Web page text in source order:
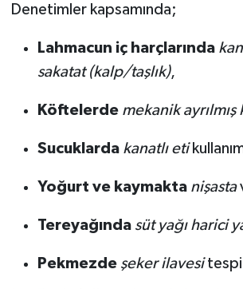
Denetimler kapsamında;
Lahmacun iç harçlarında
sakatat (kalp/taşlık),
Köftelerde mekanik ayrılmış
Sucuklarda kanatlı eti
Yoğurt ve kaymakta nişasta
Tereyağında süt yağı harici
Pekmezde şeker ilavesi